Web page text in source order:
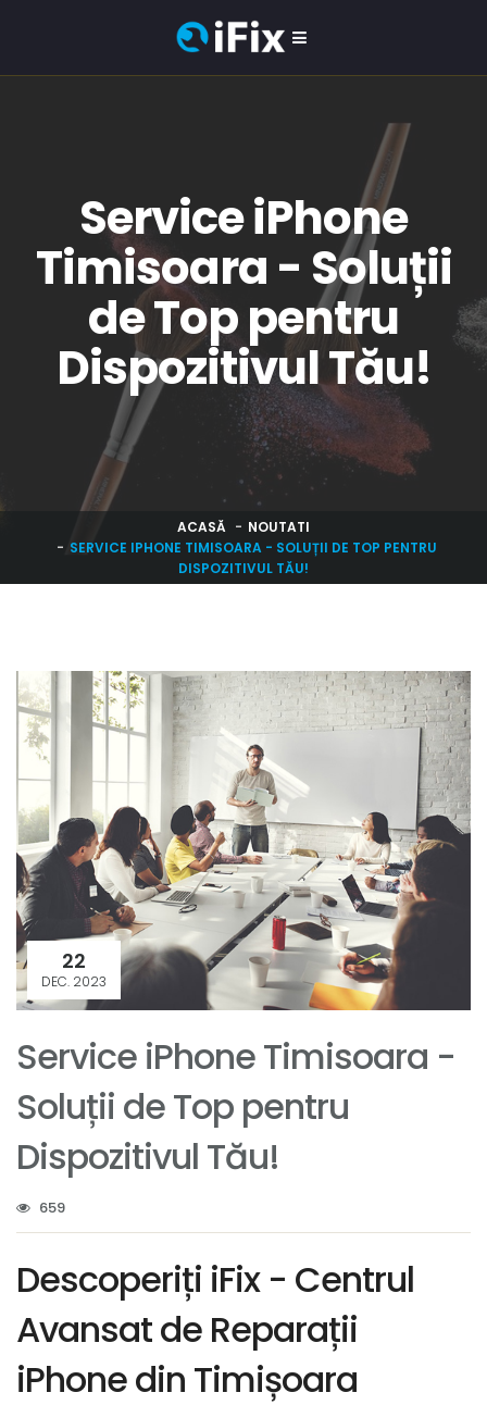
Service iPhone
Timisoara - Soluții
de Top pentru
Dispozitivul Tău!
ACASĂ
NOUTATI
SERVICE IPHONE TIMISOARA - SOLUȚII DE TOP PENTRU
DISPOZITIVUL TĂU!
22
DEC. 2023
Service iPhone Timisoara -
Soluții de Top pentru
Dispozitivul Tău!
659
Descoperiți iFix - Centrul
Avansat de Reparații
iPhone din Timișoara